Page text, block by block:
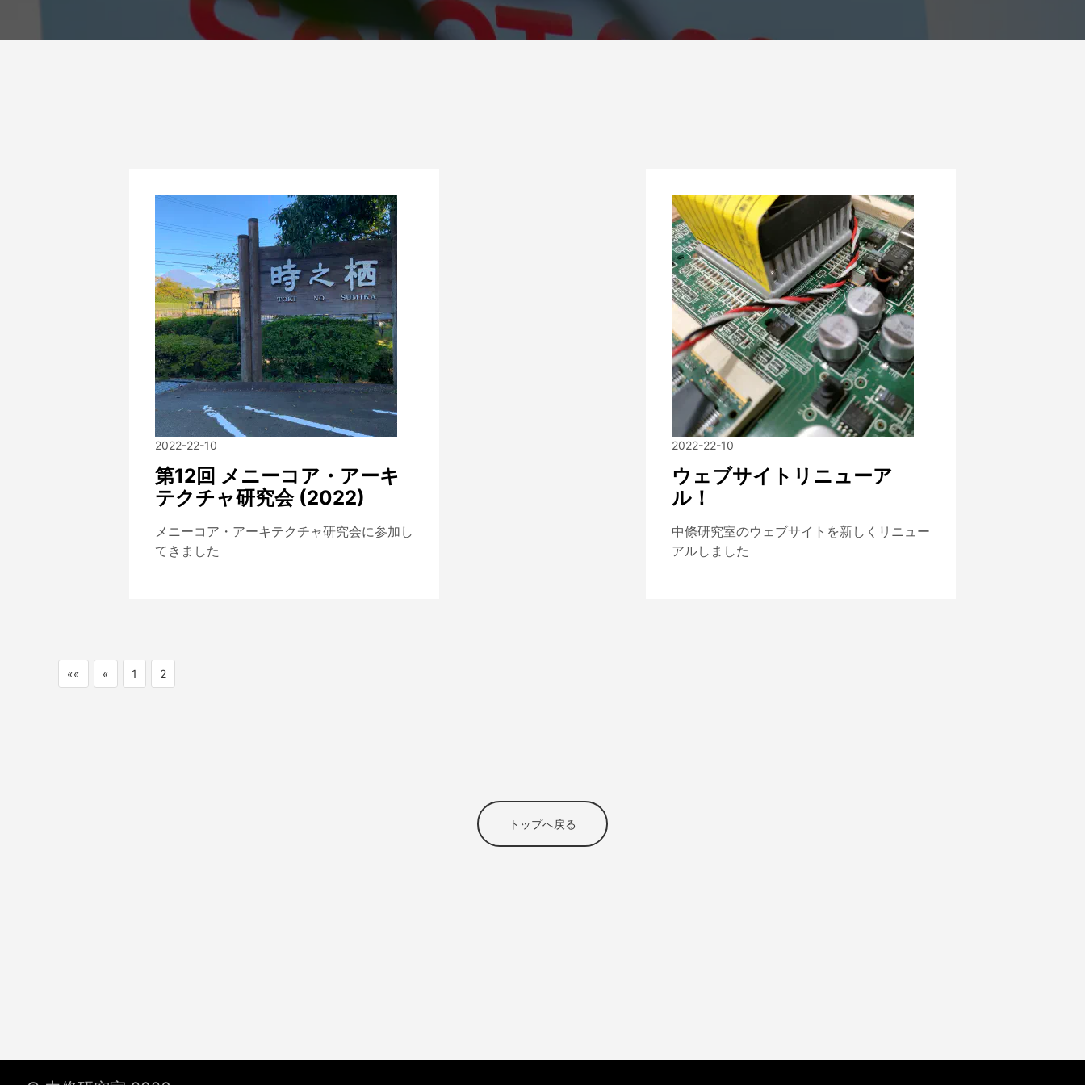
2022-22-10
第12回 メニーコア・アーキ
テクチャ研究会 (2022)
メニーコア・アーキテクチャ研究会に参加し
てきました
2022-22-10
ウェブサイトリニューア
ル！
中條研究室のウェブサイトを新しくリニュー
アルしました
«« « 1 2
トップへ戻る